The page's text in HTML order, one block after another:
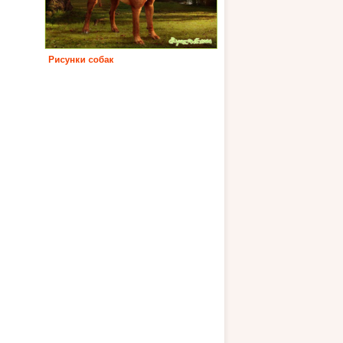
Рисунки собак